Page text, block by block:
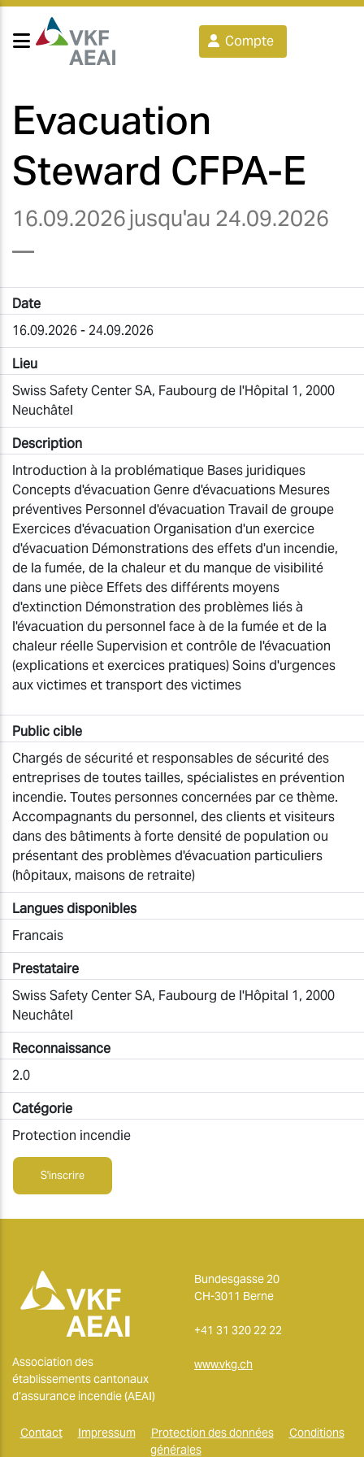
Compte
Evacuation
Steward CFPA-E
16.09.2026jusqu'au 24.09.2026
—
Date
16.09.2026 - 24.09.2026
Lieu
Swiss Safety Center SA, Faubourg de l'Hôpital 1, 2000
Neuchâtel
Description
Introduction à la problématique Bases juridiques
Concepts d'évacuation Genre d'évacuations Mesures
préventives Personnel d'évacuation Travail de groupe
Exercices d'évacuation Organisation d'un exercice
d'évacuation Démonstrations des effets d'un incendie,
de la fumée, de la chaleur et du manque de visibilité
dans une pièce Effets des différents moyens
d'extinction Démonstration des problèmes liés à
l'évacuation du personnel face à de la fumée et de la
chaleur réelle Supervision et contrôle de l'évacuation
(explications et exercices pratiques) Soins d'urgences
aux victimes et transport des victimes
Public cible
Chargés de sécurité et responsables de sécurité des
entreprises de toutes tailles, spécialistes en prévention
incendie. Toutes personnes concernées par ce thème.
Accompagnants du personnel, des clients et visiteurs
dans des bâtiments à forte densité de population ou
présentant des problèmes d'évacuation particuliers
(hôpitaux, maisons de retraite)
Langues disponibles
Francais
Prestataire
Swiss Safety Center SA, Faubourg de l'Hôpital 1, 2000
Neuchâtel
Reconnaissance
2.0
Catégorie
Protection incendie
S'inscrire
Association des
établissements cantonaux
d’assurance incendie (AEAI)
Bundesgasse 20
CH-3011 Berne
+41 31 320 22 22
www.vkg.ch
Contact Impressum Protection des données
Conditions
générales